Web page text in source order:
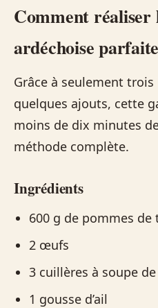
Comment réaliser
ardéchoise parfaite
Grâce à seulement
quelques ajouts, cette
moins de dix minutes
méthode complète.
Ingrédients
600 g de pommes
2 œufs
3 cuillères à soupe
1 gousse d’ail